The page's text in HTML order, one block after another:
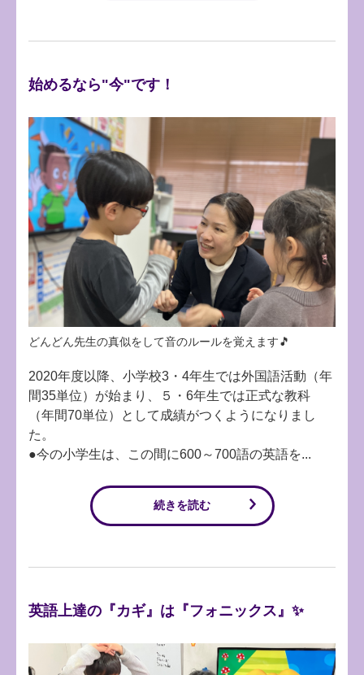
始めるなら"今"です！
どんどん先生の真似をして音のルールを覚えます🎵
2020年度以降、小学校3・4年生では外国語活動（年
間35単位）が始まり、５・6年生では正式な教科
（年間70単位）として成績がつくようになりまし
た。
●今の小学生は、この間に600～700語の英語を...
続きを読む
英語上達の『カギ』は『フォニックス』✨